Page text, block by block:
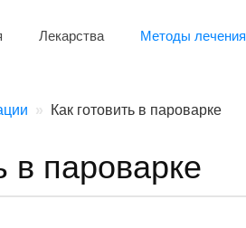
Лекарства Методы лечения
Как готовить в пароварке
в пароварке